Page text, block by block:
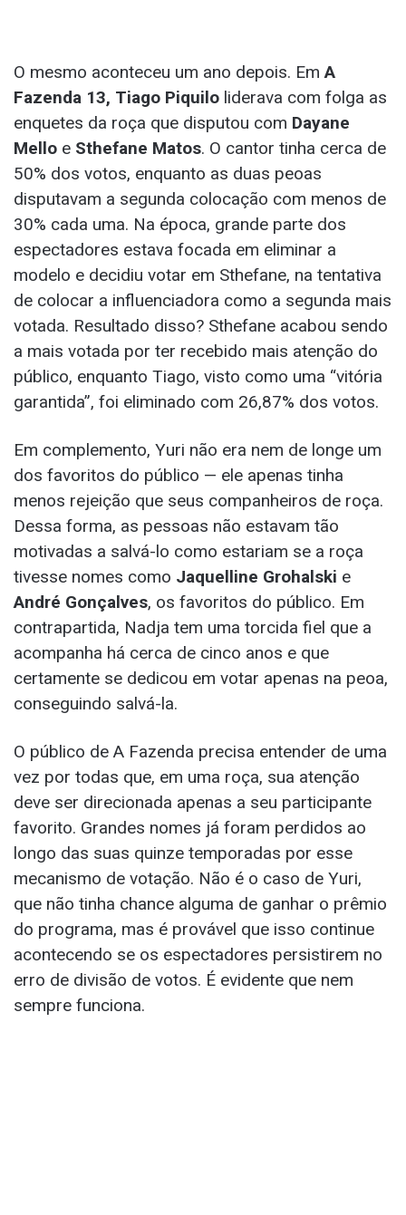
O mesmo aconteceu um ano depois. Em A
Fazenda 13, Tiago Piquilo liderava com folga as
enquetes da roça que disputou com Dayane
Mello e Sthefane Matos. O cantor tinha cerca de
50% dos votos, enquanto as duas peoas
disputavam a segunda colocação com menos de
30% cada uma. Na época, grande parte dos
espectadores estava focada em eliminar a
modelo e decidiu votar em Sthefane, na tentativa
de colocar a influenciadora como a segunda mais
votada. Resultado disso? Sthefane acabou sendo
a mais votada por ter recebido mais atenção do
público, enquanto Tiago, visto como uma “vitória
garantida”, foi eliminado com 26,87% dos votos.
Em complemento, Yuri não era nem de longe um
dos favoritos do público — ele apenas tinha
menos rejeição que seus companheiros de roça.
Dessa forma, as pessoas não estavam tão
motivadas a salvá-lo como estariam se a roça
tivesse nomes como Jaquelline Grohalski e
André Gonçalves, os favoritos do público. Em
contrapartida, Nadja tem uma torcida fiel que a
acompanha há cerca de cinco anos e que
certamente se dedicou em votar apenas na peoa,
conseguindo salvá-la.
O público de A Fazenda precisa entender de uma
vez por todas que, em uma roça, sua atenção
deve ser direcionada apenas a seu participante
favorito. Grandes nomes já foram perdidos ao
longo das suas quinze temporadas por esse
mecanismo de votação. Não é o caso de Yuri,
que não tinha chance alguma de ganhar o prêmio
do programa, mas é provável que isso continue
acontecendo se os espectadores persistirem no
erro de divisão de votos. É evidente que nem
sempre funciona.